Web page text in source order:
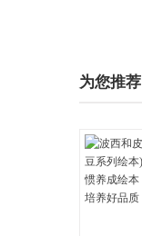
为您推荐